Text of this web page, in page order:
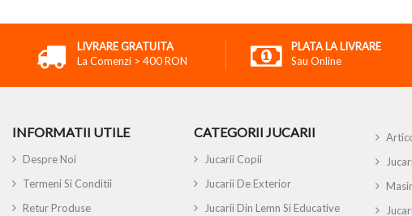
LIVRARE GRATUITA
La Comenzi > 400 RON
PLATA LA LIVRARE
Sau Online
INFORMATII UTILE
Despre Noi
Termeni Si Conditii
Retur Produse
CATEGORII JUCARII
Jucarii Copii
Jucarii De Exterior
Jucarii Din Lemn Si Educative